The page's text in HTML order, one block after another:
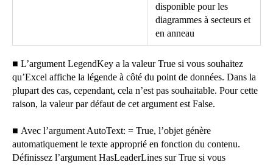
disponible pour les
diagrammes à secteurs et
en anneau
■ L’argument LegendKey a la valeur True si vous souhaitez
qu’Excel affiche la légende à côté du point de données. Dans la
plupart des cas, cependant, cela n’est pas souhaitable. Pour cette
raison, la valeur par défaut de cet argument est False.
■ Avec l’argument AutoText: = True, l’objet génère
automatiquement le texte approprié en fonction du contenu.
Définissez l’argument HasLeaderLines sur True si vous